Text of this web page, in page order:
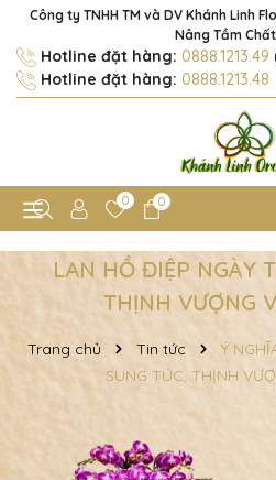
Công ty TNHH TM và DV Khánh Linh
Nâng Tầm
Hotline đặt hàng: 0888.1213.49
Hotline đặt hàng: 0888.1213.48
0 0
LAN HỒ ĐIỆP NGÀY
THỊNH VƯỢNG
Trang chủ Tin tức
Ý
SUNG TÚC, THỊNH